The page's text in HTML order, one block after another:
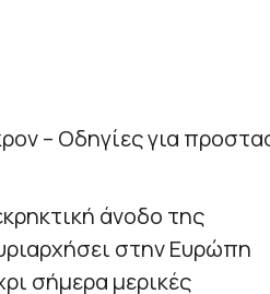
άνοδο της
στην Ευρώπη
σήμερα μερικές